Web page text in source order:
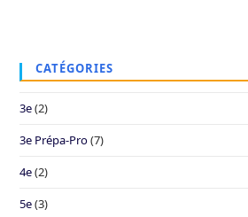
CATÉGORIES
3e(2)
3e Prépa-Pro(7)
4e(2)
5e(3)